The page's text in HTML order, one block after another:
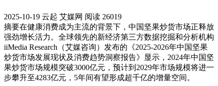
2025-10-19 云起 艾媒网 阅读 26019
摘要在健康消费成为主流的背景下，中国坚果炒货市场正释放
强劲增长活力。全球领先的新经济第三方数据挖掘和分析机构
iiMedia Research（艾媒咨询）发布的《2025-2026年中国坚果
炒货市场发展现状及消费趋势洞察报告》显示，2024年中国坚
果炒货市场规模突破3000亿元，预计到2029年市场规模将进一
步攀升至4283亿元，5年间有望形成超千亿的增量空间。